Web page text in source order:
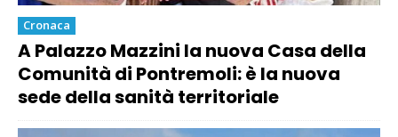
Cronaca
A Palazzo Mazzini la nuova Casa della
Comunità di Pontremoli: è la nuova
sede della sanità territoriale